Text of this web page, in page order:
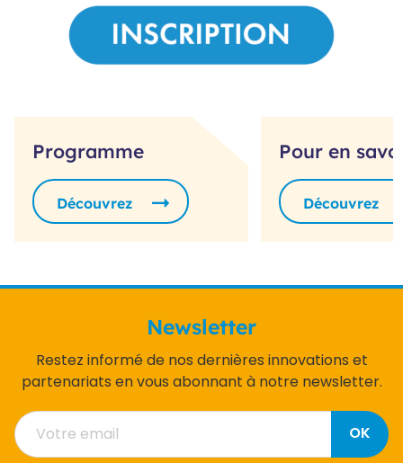
Programme
Découvrez
Pour en
Découvrez
Newsletter
Restez informé de nos dernières innovations et
partenariats en vous abonnant à notre newsletter.
OK